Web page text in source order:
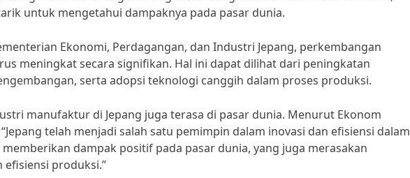
untuk mengetahui dampaknya pada pasar dunia.
Ekonomi, Perdagangan, dan Industri Jepang, perkembangan
meningkat secara signifikan. Hal ini dapat dilihat dari peningkatan
serta adopsi teknologi canggih dalam proses produksi.
manufaktur di Jepang juga terasa di pasar dunia. Menurut Ekonom
telah menjadi salah satu pemimpin dalam inovasi dan efisiensi dalam
dampak positif pada pasar dunia, yang juga merasakan
produksi.”